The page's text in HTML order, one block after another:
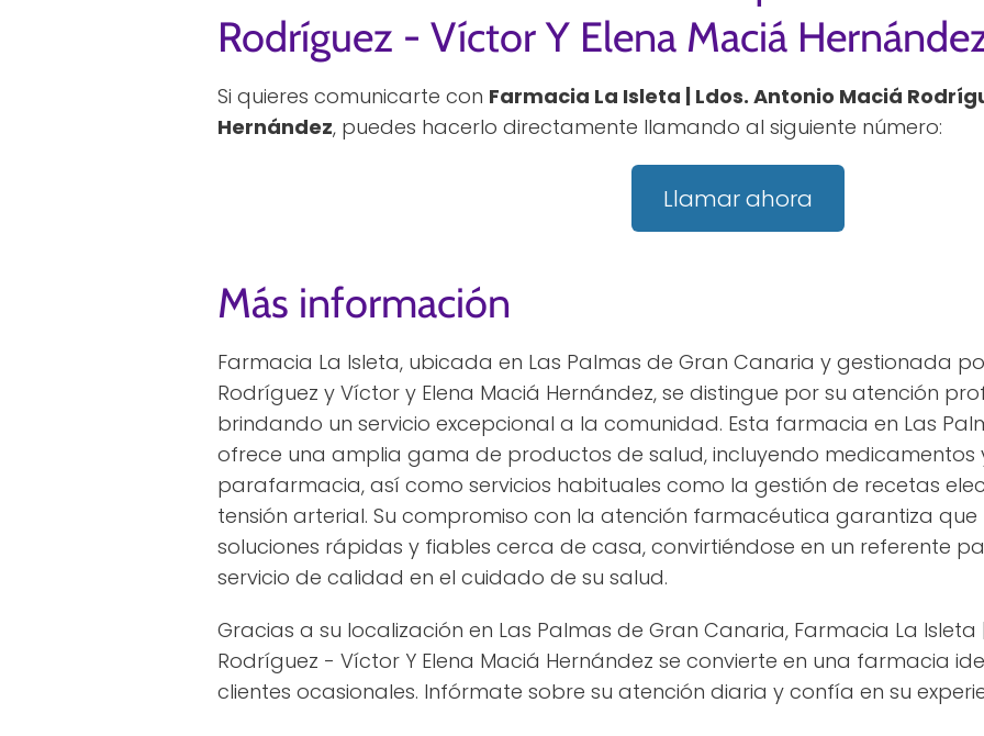
Rodríguez - Víctor Y Elena Maciá
Si quieres comunicarte con Farmacia La Isleta | Ldos. Antonio Maciá
Hernández, puedes hacerlo directamente llamando al siguiente número:
Llamar ahora
Más información
Farmacia La Isleta, ubicada en Las Palmas de Gran Canaria y gestionada
Rodríguez y Víctor y Elena Maciá Hernández, se distingue por su atención
brindando un servicio excepcional a la comunidad. Esta farmacia en Las
ofrece una amplia gama de productos de salud, incluyendo
parafarmacia, así como servicios habituales como la gestión de recetas
tensión arterial. Su compromiso con la atención farmacéutica garantiza que
soluciones rápidas y fiables cerca de casa, convirtiéndose en un referente
servicio de calidad en el cuidado de su salud.
Gracias a su localización en Las Palmas de Gran Canaria, Farmacia La Isleta
Rodríguez - Víctor Y Elena Maciá Hernández se convierte en una farmacia
clientes ocasionales. Infórmate sobre su atención diaria y confía en su